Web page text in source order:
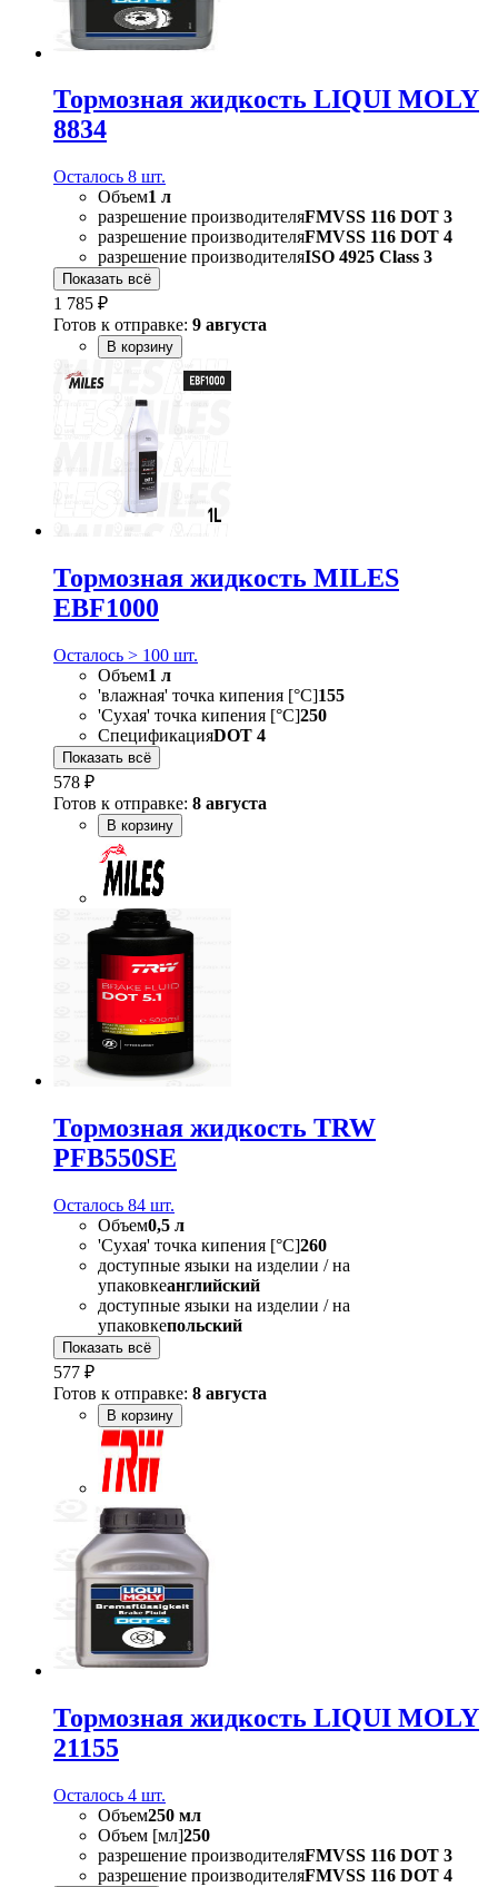
Тормозная жидкость LIQUI MOLY
8834
Осталось 8 шт.
Объем1 л
разрешение производителяFMVSS 116 DOT 3
разрешение производителяFMVSS 116 DOT 4
разрешение производителяISO 4925 Class 3
Показать всё
1 785 ₽
Готов к отправке: 9 августа
В корзину
Тормозная жидкость MILES
EBF1000
Осталось > 100 шт.
Объем1 л
'влажная' точка кипения [°C]155
'Сухая' точка кипения [°C]250
СпецификацияDOT 4
Показать всё
578 ₽
Готов к отправке: 8 августа
В корзину
Тормозная жидкость TRW
PFB550SE
Осталось 84 шт.
Объем0,5 л
'Сухая' точка кипения [°C]260
доступные языки на изделии / на
упаковкеанглийский
доступные языки на изделии / на
упаковкепольский
Показать всё
577 ₽
Готов к отправке: 8 августа
В корзину
Тормозная жидкость LIQUI MOLY
21155
Осталось 4 шт.
Объем250 мл
Объем [мл]250
разрешение производителяFMVSS 116 DOT 3
разрешение производителяFMVSS 116 DOT 4